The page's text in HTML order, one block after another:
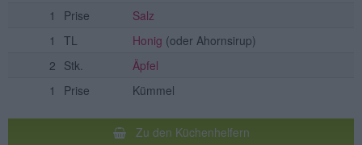
1
Prise
Salz
1
TL Honig (oder Ahornsirup)
2 Stk.
Äpfel
1
Prise Kümmel
Zu den Küchenhelfern